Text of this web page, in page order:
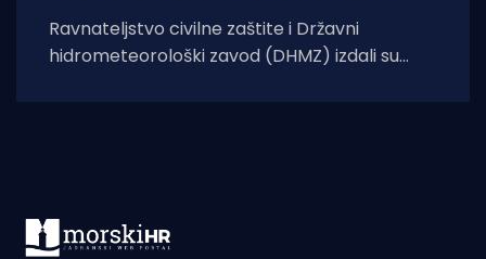
Ravnateljstvo civilne zaštite i Državni
hidrometeorološki zavod (DHMZ) izdali su